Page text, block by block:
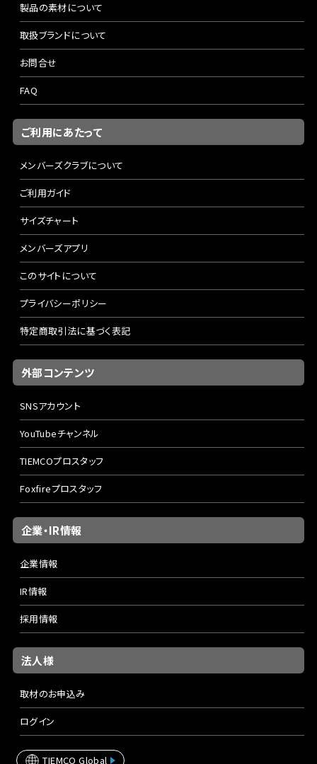
製品の素材について
取扱ブランドについて
お問合せ
FAQ
ご利用にあたって
メンバーズクラブについて
ご利用ガイド
サイズチャート
メンバーズアプリ
このサイトについて
プライバシーポリシー
特定商取引法に基づく表記
外部コンテンツ
SNSアカウント
YouTubeチャンネル
TIEMCOプロスタッフ
Foxfireプロスタッフ
企業・IR情報
企業情報
IR情報
採用情報
法人様
取材のお申込み
ログイン
TIEMCO Global